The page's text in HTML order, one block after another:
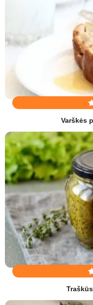
Varškės